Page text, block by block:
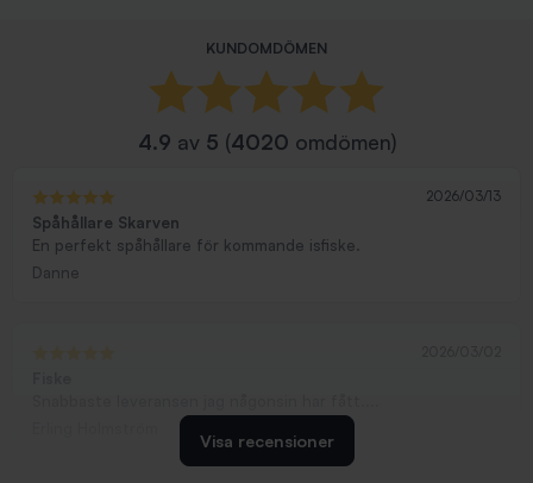
KUNDOMDÖMEN
4.9 av 5 (4020 omdömen)
2026/03/13
Spåhållare Skarven
En perfekt spåhållare för kommande isfiske.
Danne
Visa recensioner